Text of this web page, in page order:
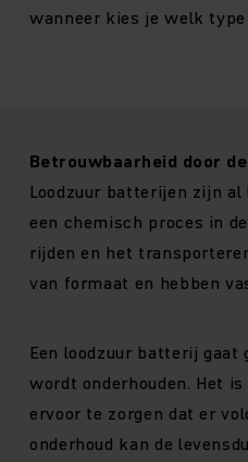
wanneer kies je welk
Betrouwbaarheid door
Loodzuur batterijen zijn
een chemisch proces in
rijden en het
van formaat en hebben
Een loodzuur batterij gaat
wordt onderhouden. Het
ervoor te zorgen dat er
onderhoud kan de